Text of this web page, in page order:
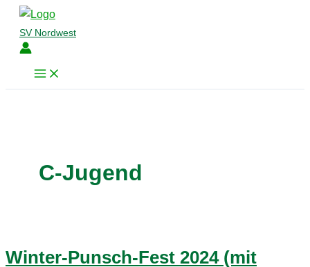
Zum
Inhalt
springen
SV Nordwest
C-Jugend
Winter-Punsch-Fest 2024 (mit